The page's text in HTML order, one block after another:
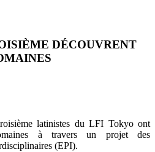
DÉCOUVRENT
latinistes du LFI Tokyo ont
à travers un projet des
(EPI).